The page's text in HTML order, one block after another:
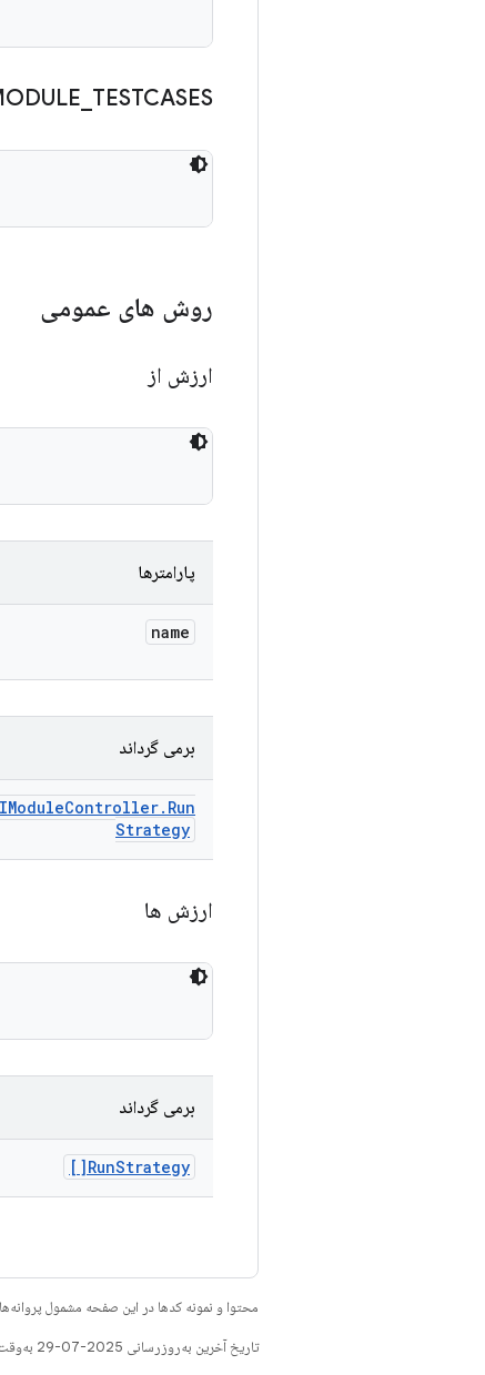
TESTCASES
روش های عمومی
ارزش از
پارامترها
name
برمی گرداند
IModuleController. Run
Strategy
ارزش ها
برمی گرداند
RunStrategy[]
محتوا و نمونه کدها در این صفحه مشمول
تاریخ آخرین به‌روزرسانی 2025-07-29 به‌وقت ساعت هماهنگ جهانی.